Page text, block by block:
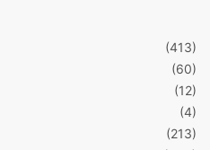
(413)
(60)
(12)
(4)
(213)